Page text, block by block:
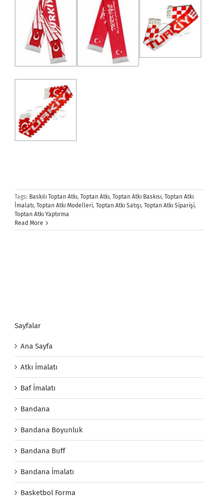
Tags: Baskılı Toptan Atkı, Toptan Atkı, Toptan Atkı Baskısı, Toptan Atkı
İmalatı, Toptan Atkı Modelleri, Toptan Atkı Satışı, Toptan Atkı Siparişi,
Toptan Atkı Yaptırma
Read More
Sayfalar
Ana Sayfa
Atkı İmalatı
Baf İmalatı
Bandana
Bandana Boyunluk
Bandana Buff
Bandana İmalatı
Basketbol Forma